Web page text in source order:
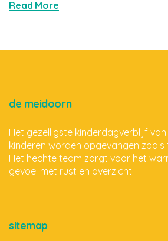
Read More
de meidoorn
Het gezelligste kinderdagverblijf
kinderen worden opgevangen zoals
Het hechte team zorgt voor het
gevoel met rust en overzicht.
sitemap